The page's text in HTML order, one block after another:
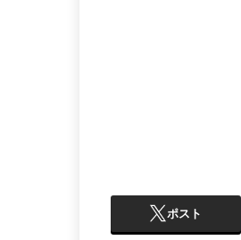
ポスト